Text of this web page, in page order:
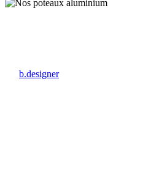
b.designer25 janvier 2023